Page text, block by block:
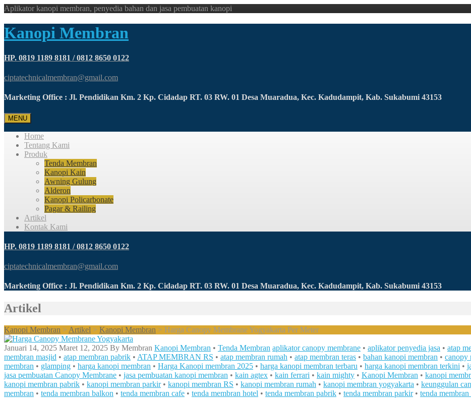
Aplikator kanopi membran, penyedia bahan dan jasa pembuatan kanopi
Kanopi Membran
HP. 0819 1189 8181 / 0812 8650 0122
ciptatechnicalmembran@gmail.com
Marketing Office : Jl. Pendidikan Km. 2 Kp. Cidadap RT. 03 RW. 01 Desa Muaradua, Kec. Kadudampit, Kab. Sukabumi 43153
MENU
Home
Tentang Kami
Produk
Tenda Membran
Kanopi Kain
Awning Gulung
Alderon
Kanopi Policarbonate
Pagar & Railing
Artikel
Kontak Kami
HP. 0819 1189 8181 / 0812 8650 0122
ciptatechnicalmembran@gmail.com
Marketing Office : Jl. Pendidikan Km. 2 Kp. Cidadap RT. 03 RW. 01 Desa Muaradua, Kec. Kadudampit, Kab. Sukabumi 43153
Artikel
Kanopi Membran > Artikel > Kanopi Membran > Harga Canopy Membrane Yogyakarta Per Meter
Januari 14, 2025 Maret 12, 2025 By Membran Kanopi Membran • Tenda Membran aplikator canopy membrane • aplikator penyedia jasa • atap
membran masjid • atap membran pabrik • ATAP MEMBRAN RS • atap membran rumah • atap membran teras • bahan kanopi membran • canopy
membran • glamping • harga kanopi membran • Harga Kanopi membran 2025 • harga kanopi membran terbaru • harga kanopi membran terkini •
jasa pembuatan Canopy Membrane • jasa pembuatan kanopi membran • kain agtex • kain ferrari • kain mighty • Kanopi Membran • kanopi
kanopi membran pabrik • kanopi membran parkir• kanopi membran RS • kanopi membran rumah • kanopi membran yogyakarta • keunggulan
membran • tenda membran balkon • tenda membran cafe • tenda membran hotel • tenda membran pabrik • tenda membran parkir• tenda membran